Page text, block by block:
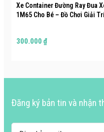
Xe Container Đường Ray Đua
1M65 Cho Bé – Đồ Chơi Giải
300.000 ₫
Đăng ký bản tin và nhận